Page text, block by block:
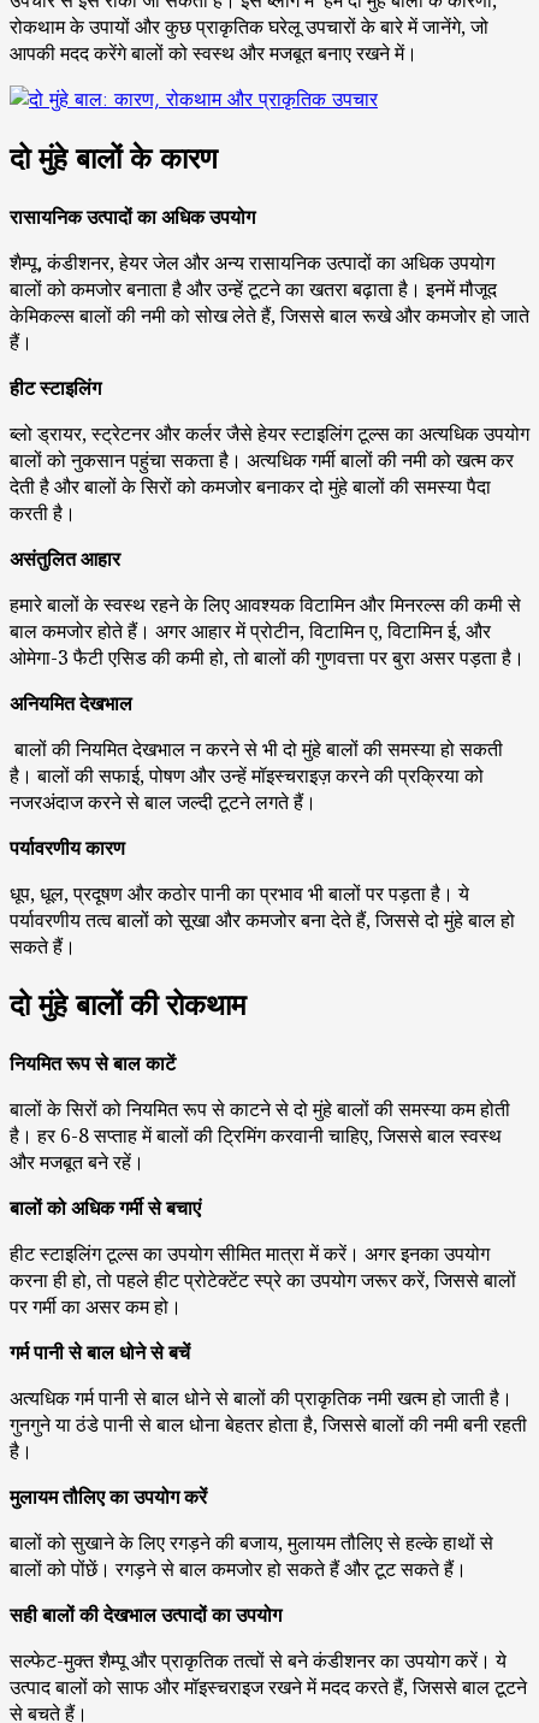
रोकथाम के उपायों और कुछ प्राकृतिक घरेलू उपचारों के बारे में जानेंगे, जो
आपकी मदद करेंगे बालों को स्वस्थ और मजबूत बनाए रखने में।
दो मुंहे बालों के कारण
रासायनिक उत्पादों का अधिक उपयोग
शैम्पू, कंडीशनर, हेयर जेल और अन्य रासायनिक उत्पादों का अधिक उपयोग
बालों को कमजोर बनाता है और उन्हें टूटने का खतरा बढ़ाता है। इनमें मौजूद
केमिकल्स बालों की नमी को सोख लेते हैं, जिससे बाल रूखे और कमजोर हो जाते
हैं।
हीट स्टाइलिंग
ब्लो ड्रायर, स्ट्रेटनर और कर्लर जैसे हेयर स्टाइलिंग टूल्स का अत्यधिक उपयोग
बालों को नुकसान पहुंचा सकता है। अत्यधिक गर्मी बालों की नमी को खत्म कर
देती है और बालों के सिरों को कमजोर बनाकर दो मुंहे बालों की समस्या पैदा
करती है।
असंतुलित आहार
हमारे बालों के स्वस्थ रहने के लिए आवश्यक विटामिन और मिनरल्स की कमी से
बाल कमजोर होते हैं। अगर आहार में प्रोटीन, विटामिन ए, विटामिन ई, और
ओमेगा-3 फैटी एसिड की कमी हो, तो बालों की गुणवत्ता पर बुरा असर पड़ता है।
अनियमित देखभाल
बालों की नियमित देखभाल न करने से भी दो मुंहे बालों की समस्या हो सकती
है। बालों की सफाई, पोषण और उन्हें मॉइस्चराइज़ करने की प्रक्रिया को
नजरअंदाज करने से बाल जल्दी टूटने लगते हैं।
पर्यावरणीय कारण
धूप, धूल, प्रदूषण और कठोर पानी का प्रभाव भी बालों पर पड़ता है। ये
पर्यावरणीय तत्व बालों को सूखा और कमजोर बना देते हैं, जिससे दो मुंहे बाल हो
सकते हैं।
दो मुंहे बालों की रोकथाम
नियमित रूप से बाल काटें
बालों के सिरों को नियमित रूप से काटने से दो मुंहे बालों की समस्या कम होती
है। हर 6-8 सप्ताह में बालों की ट्रिमिंग करवानी चाहिए, जिससे बाल स्वस्थ
और मजबूत बने रहें।
बालों को अधिक गर्मी से बचाएं
हीट स्टाइलिंग टूल्स का उपयोग सीमित मात्रा में करें। अगर इनका उपयोग
करना ही हो, तो पहले हीट प्रोटेक्टेंट स्प्रे का उपयोग जरूर करें, जिससे बालों
पर गर्मी का असर कम हो।
गर्म पानी से बाल धोने से बचें
अत्यधिक गर्म पानी से बाल धोने से बालों की प्राकृतिक नमी खत्म हो जाती है।
गुनगुने या ठंडे पानी से बाल धोना बेहतर होता है, जिससे बालों की नमी बनी रहती
है।
मुलायम तौलिए का उपयोग करें
बालों को सुखाने के लिए रगड़ने की बजाय, मुलायम तौलिए से हल्के हाथों से
बालों को पोंछें। रगड़ने से बाल कमजोर हो सकते हैं और टूट सकते हैं।
सही बालों की देखभाल उत्पादों का उपयोग
सल्फेट-मुक्त शैम्पू और प्राकृतिक तत्वों से बने कंडीशनर का उपयोग करें। ये
उत्पाद बालों को साफ और मॉइस्चराइज रखने में मदद करते हैं, जिससे बाल टूटने
से बचते हैं।